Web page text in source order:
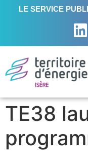
LE SERVICE
TE38